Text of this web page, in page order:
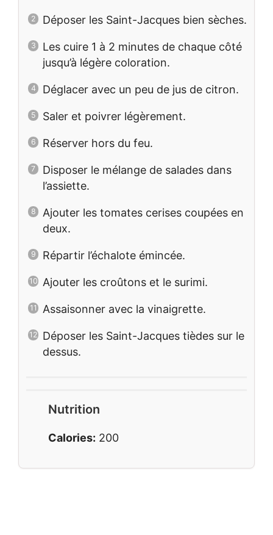
Déposer les Saint-Jacques bien sèches.
Les cuire 1 à 2 minutes de chaque côté
jusqu’à légère coloration.
Déglacer avec un peu de jus de citron.
Saler et poivrer légèrement.
Réserver hors du feu.
Disposer le mélange de salades dans
l’assiette.
Ajouter les tomates cerises coupées en
deux.
Répartir l’échalote émincée.
Ajouter les croûtons et le surimi.
Assaisonner avec la vinaigrette.
Déposer les Saint-Jacques tièdes sur le
dessus.
Nutrition
Calories: 200